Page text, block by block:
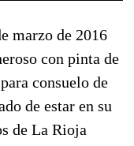
marzo de 2016
con pinta de
consuelo de
de estar en su
de La Rioja